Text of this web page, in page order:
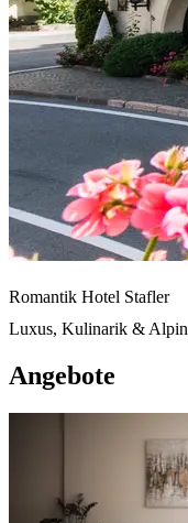
Romantik Hotel Stafler
Luxus, Kulinarik &
Angebote